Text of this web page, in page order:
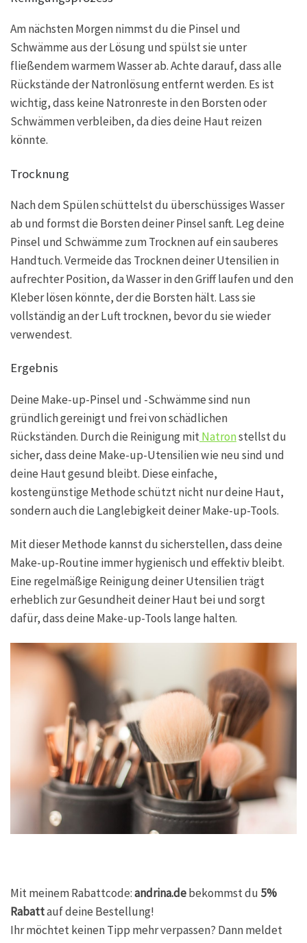
Am nächsten Morgen nimmst du die Pinsel und
Schwämme aus der Lösung und spülst sie unter
fließendem warmem Wasser ab. Achte darauf, dass alle
Rückstände der Natronlösung entfernt werden. Es ist
wichtig, dass keine Natronreste in den Borsten oder
Schwämmen verbleiben, da dies deine Haut reizen
könnte.
Trocknung
Nach dem Spülen schüttelst du überschüssiges Wasser
ab und formst die Borsten deiner Pinsel sanft. Leg deine
Pinsel und Schwämme zum Trocknen auf ein sauberes
Handtuch. Vermeide das Trocknen deiner Utensilien in
aufrechter Position, da Wasser in den Griff laufen und den
Kleber lösen könnte, der die Borsten hält. Lass sie
vollständig an der Luft trocknen, bevor du sie wieder
verwendest.
Ergebnis
Deine Make-up-Pinsel und -Schwämme sind nun
gründlich gereinigt und frei von schädlichen
Rückständen. Durch die Reinigung mitNatronstellst du
sicher, dass deine Make-up-Utensilien wie neu sind und
deine Haut gesund bleibt. Diese einfache,
kostengünstige Methode schützt nicht nur deine Haut,
sondern auch die Langlebigkeit deiner Make-up-Tools.
Mit dieser Methode kannst du sicherstellen, dass deine
Make-up-Routine immer hygienisch und effektiv bleibt.
Eine regelmäßige Reinigung deiner Utensilien trägt
erheblich zur Gesundheit deiner Haut bei und sorgt
dafür, dass deine Make-up-Tools lange halten.
Mit meinem Rabattcode:andrina.debekommst du 5%
Rabattauf deine Bestellung!
Ihr möchtet keinen Tipp mehr verpassen? Dann meldet